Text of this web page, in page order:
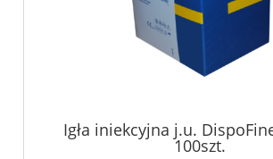
Igła iniekcyjna j.u.
100szt.